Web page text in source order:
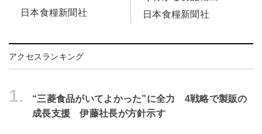
日本食糧新聞社
日本食糧新聞社
アクセスランキング
1.
“三菱食品がいてよかった”に全力 4戦略で製販の
成長支援 伊藤社長が方針示す